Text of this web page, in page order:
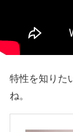
特性を知りた
ね。